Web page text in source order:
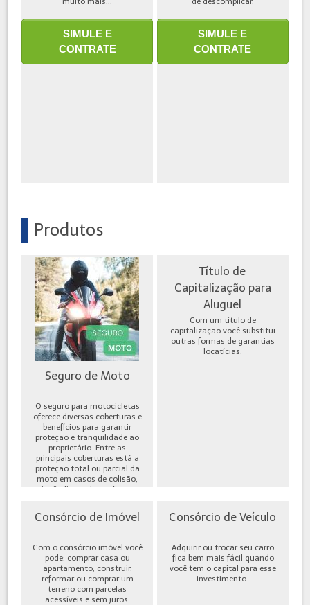
SIMULE E
CONTRATE
SIMULE E
CONTRATE
Produtos
Seguro de Moto
O seguro para motocicletas
oferece diversas coberturas e
benefícios para garantir
proteção e tranquilidade ao
proprietário. Entre as
principais coberturas está a
proteção total ou parcial da
moto em casos de colisão,
incêndio, roubo ou furto,
Título de
Capitalização para
Aluguel
Com um título de
capitalização você substitui
outras formas de garantias
locatícias.
Consórcio de Imóvel
Com o consórcio imóvel você
pode: comprar casa ou
apartamento, construir,
reformar ou comprar um
terreno com parcelas
acessíveis e sem juros.
Consórcio de Veículo
Adquirir ou trocar seu carro
fica bem mais fácil quando
você tem o capital para esse
investimento.